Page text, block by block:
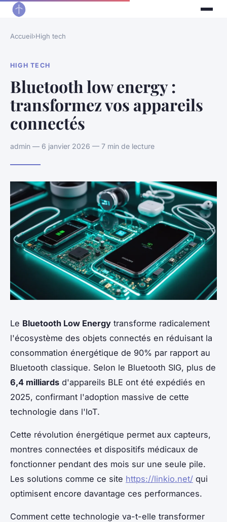
Accueil›High tech
HIGH TECH
Bluetooth low energy :
transformez vos appareils
connectés
admin — 6 janvier 2026 — 7 min de lecture
Le Bluetooth Low Energy transforme radicalement
l'écosystème des objets connectés en réduisant la
consommation énergétique de 90% par rapport au
Bluetooth classique. Selon le Bluetooth SIG, plus de
6,4 milliards d'appareils BLE ont été expédiés en
2025, confirmant l'adoption massive de cette
technologie dans l'IoT.
Cette révolution énergétique permet aux capteurs,
montres connectées et dispositifs médicaux de
fonctionner pendant des mois sur une seule pile.
Les solutions comme ce site https://linkio.net/ qui
optimisent encore davantage ces performances.
Comment cette technologie va-t-elle transformer